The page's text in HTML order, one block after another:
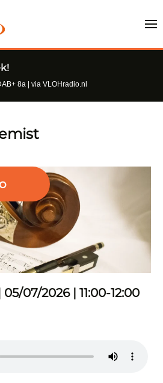
8a | via VLOHradio.nl
07/2026 | 11:00-12:00